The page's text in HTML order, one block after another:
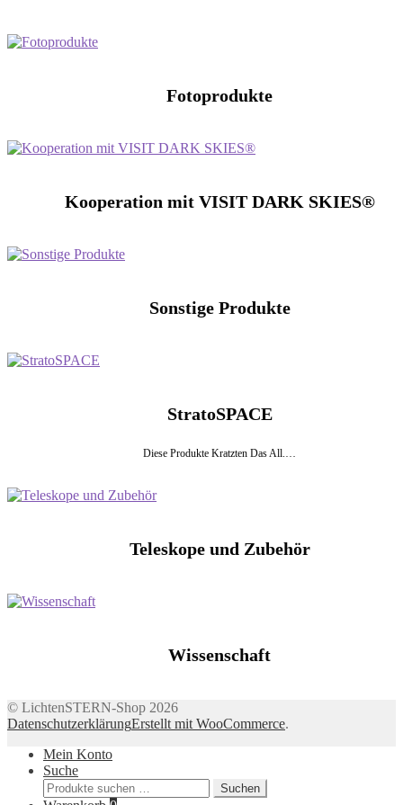
Fotoprodukte
Kooperation mit VISIT DARK SKIES®
Sonstige Produkte
StratoSPACE
Diese Produkte Kratzten Das All.…
Teleskope und Zubehör
Wissenschaft
© LichtenSTERN-Shop 2026
DatenschutzerklärungErstellt mit WooCommerce.
Mein Konto
Suche
Suchen
nach:
Suchen